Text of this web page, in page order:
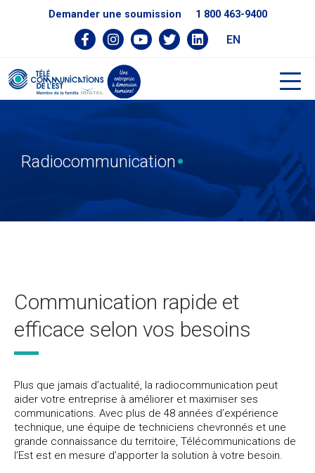
Demander une soumission 1 800 463-9400
EN
Radiocommunication
Communication rapide et
efficace selon vos besoins
Plus que jamais d’actualité, la radiocommunication peut
aider votre entreprise à améliorer et maximiser ses
communications. Avec plus de 48 années d’expérience
technique, une équipe de techniciens chevronnés et une
grande connaissance du territoire, Télécommunications de
l’Est est en mesure d’apporter la solution à votre besoin.